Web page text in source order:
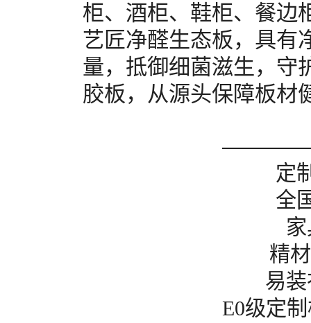
柜、酒柜、鞋柜、餐边
艺匠净醛生态板，具有
量，抵御细菌滋生，守
胶板，从源头保障板材
定
全
精
易
E0级定